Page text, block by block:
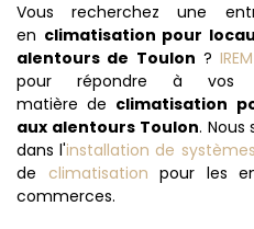
Vous recherchez une
en climatisation pour
alentours de Toulon ?
pour répondre à vos
matière de climatisation
aux alentours Toulon.
dans l'installation de
de climatisation pour les
commerces.